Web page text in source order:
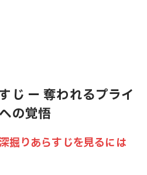
じ ー 奪われるプライ
の覚悟
掘りあらすじを見るには